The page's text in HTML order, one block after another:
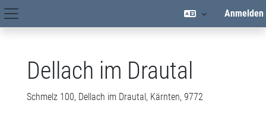
Zum Hauptinhalt
Hauptnavigation
Anmelden
Dellach im Drautal
Schmelz 100, Dellach im Drautal, Kärnten, 9772